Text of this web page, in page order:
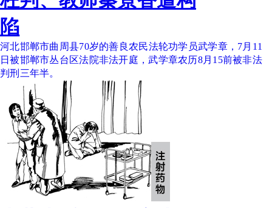
陷
河北邯郸市曲周县70岁的善良农民法轮功学员武学章，7月11
日被邯郸市丛台区法院非法开庭，武学章农历8月15前被非法
判刑三年半。